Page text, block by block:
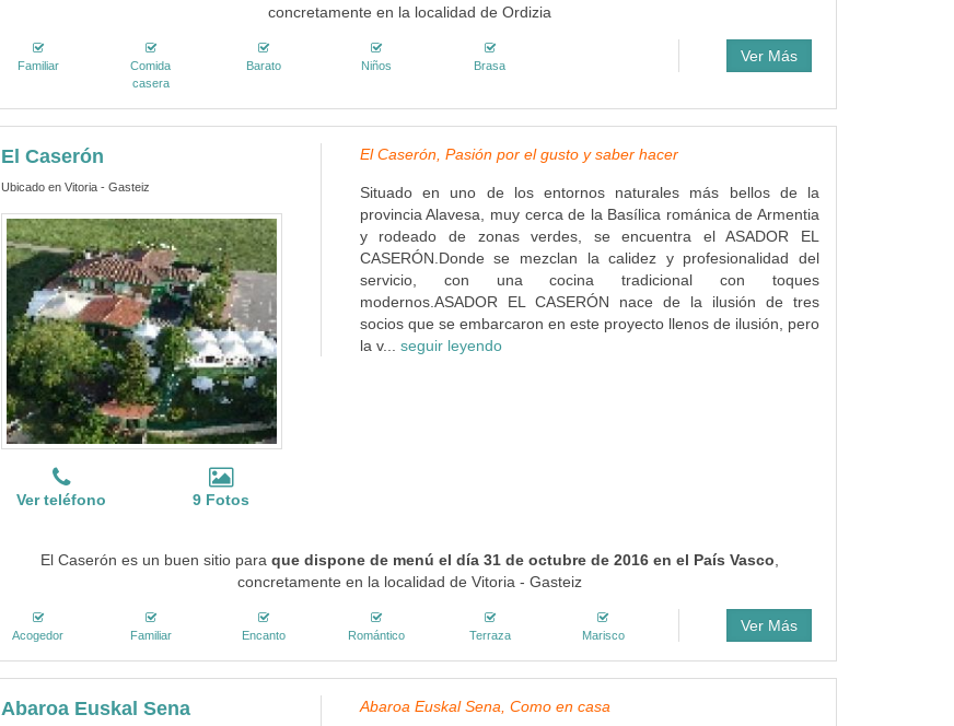
concretamente en la localidad de Ordizia
Familiar
Comida
casera
Barato Niños Brasa
Ver Más
El Caserón
Ubicado en Vitoria - Gasteiz
Ver teléfono 9 Fotos
El Caserón, Pasión por el gusto y saber hacer
Situado en uno de los entornos naturales más bellos de la
provincia Alavesa, muy cerca de la Basílica románica de Armentia
y rodeado de zonas verdes, se encuentra el ASADOR EL
CASERÓN.Donde se mezclan la calidez y profesionalidad del
servicio, con una cocina tradicional con toques
modernos.ASADOR EL CASERÓN nace de la ilusión de tres
socios que se embarcaron en este proyecto llenos de ilusión, pero
la v... seguir leyendo
El Caserón es un buen sitio paraque dispone de menú el día 31 de octubre de 2016 en el País Vasco
concretamente en la localidad de Vitoria - Gasteiz
Acogedor Familiar Encanto Romántico Terraza Marisco
Ver Más
Abaroa Euskal Sena Abaroa Euskal Sena, Como en casa